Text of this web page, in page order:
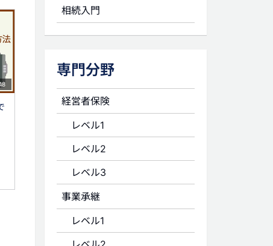
相続入門
専門分野
経営者保険
レベル1
レベル2
レベル3
事業承継
レベル1